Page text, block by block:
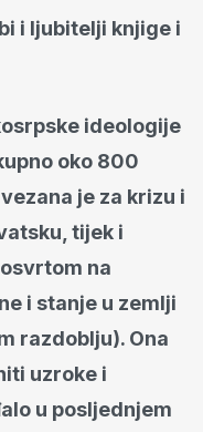
i ljubitelji knjige i
ideologije
oko 800
je za krizu i
tijek i
na
i stanje u zemlji
razdoblju). Ona
uzroke i
u posljednjem